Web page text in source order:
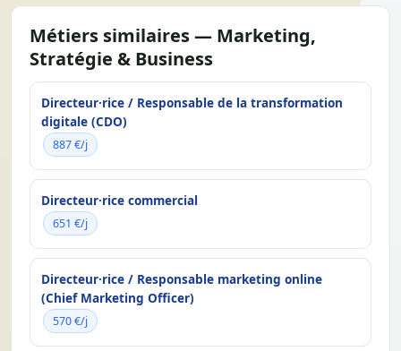
Métiers similaires — Marketing,
Stratégie & Business
Directeur·rice / Responsable de la transformation
digitale (CDO)
887 €/j
Directeur·rice commercial
651 €/j
Directeur·rice / Responsable marketing online
(Chief Marketing Officer)
570 €/j